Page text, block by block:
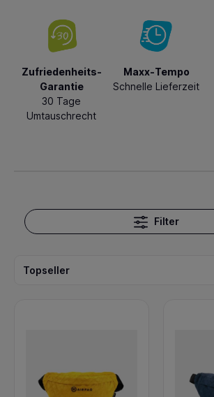
Zufriedenheits-
Garantie
30 Tage
Umtauschrecht
Maxx-Tempo
Schnelle Lieferzeit
Filter